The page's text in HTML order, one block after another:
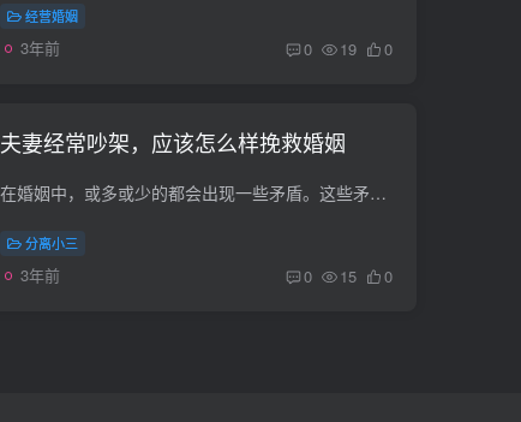
经营婚姻
3年前 0 19 0
夫妻经常吵架，应该怎么样挽救婚姻
在婚姻中，或多或少的都会出现一些矛盾。这些矛盾看起来很小，但是如果积累的多了，婚姻还是会出现问题的。那么在婚姻中，如果夫妻经常吵架，应该怎么样挽救婚姻呢？1.沟通问题两个人结婚之后，...
分离小三
3年前 0 15 0